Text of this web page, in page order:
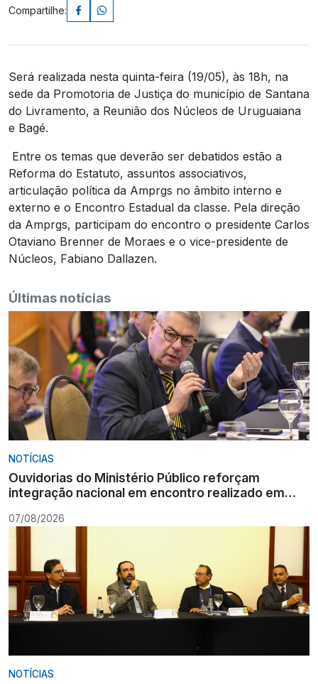
Compartilhe:
Será realizada nesta quinta-feira (19/05), às 18h, na
sede da Promotoria de Justiça do município de Santana
do Livramento, a Reunião dos Núcleos de Uruguaiana
e Bagé.
Entre os temas que deverão ser debatidos estão a
Reforma do Estatuto, assuntos associativos,
articulação política da Amprgs no âmbito interno e
externo e o Encontro Estadual da classe. Pela direção
da Amprgs, participam do encontro o presidente Carlos
Otaviano Brenner de Moraes e o vice-presidente de
Núcleos, Fabiano Dallazen.
Últimas notícias
NOTÍCIAS
Ouvidorias do Ministério Público reforçam
integração nacional em encontro realizado em
07/08/2026
NOTÍCIAS